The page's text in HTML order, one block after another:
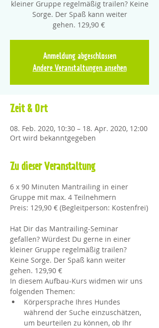
kleiner Gruppe regelmäßig trailen? Keine
Sorge. Der Spaß kann weiter
gehen. 129,90 €
Anmeldung abgeschlossen
Andere Veranstaltungen ansehen
Zeit & Ort
08. Feb. 2020, 10:30 – 18. Apr. 2020, 12:00
Ort wird bekanntgegeben
Zu dieser Veranstaltung
6 x 90 Minuten Mantrailing in einer
Gruppe mit max. 4 Teilnehmern
Preis: 129,90 € (Begleitperson: Kostenfrei)
Hat Dir das Mantrailing-Seminar
gefallen? Würdest Du gerne in einer
kleiner Gruppe regelmäßig trailen?
Keine Sorge. Der Spaß kann weiter
gehen. 129,90 €
In diesem Aufbau-Kurs widmen wir uns
folgenden Themen:
Körpersprache Ihres Hundes
während der Suche einzuschätzen,
um beurteilen zu können, ob Ihr